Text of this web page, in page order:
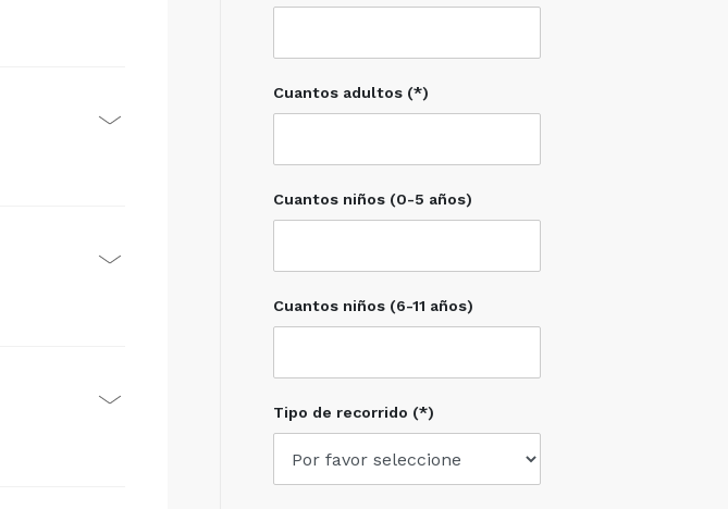
Cuantos adultos (*)
Cuantos niños (0-5 años)
Cuantos niños (6-11 años)
Tipo de recorrido (*)